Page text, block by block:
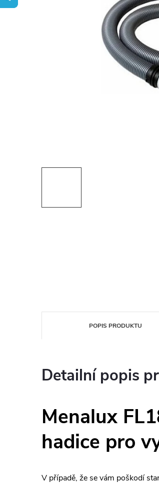
POPIS PRODUKTU
Detailní popis
Menalux
hadice pro
V případě, že se vám poškodí